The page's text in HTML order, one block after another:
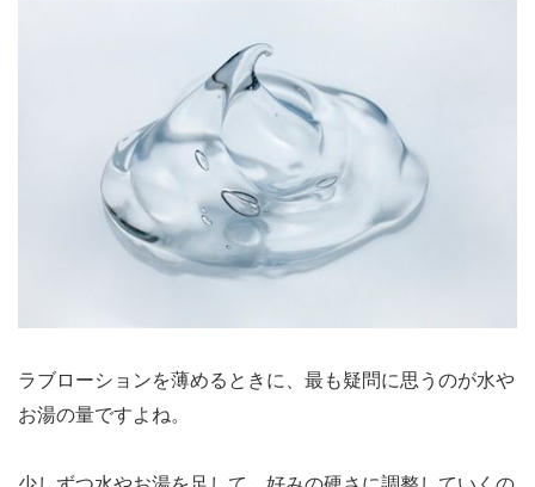
ラブローションを薄めるときに、最も疑問に思うのが水や
お湯の量ですよね。